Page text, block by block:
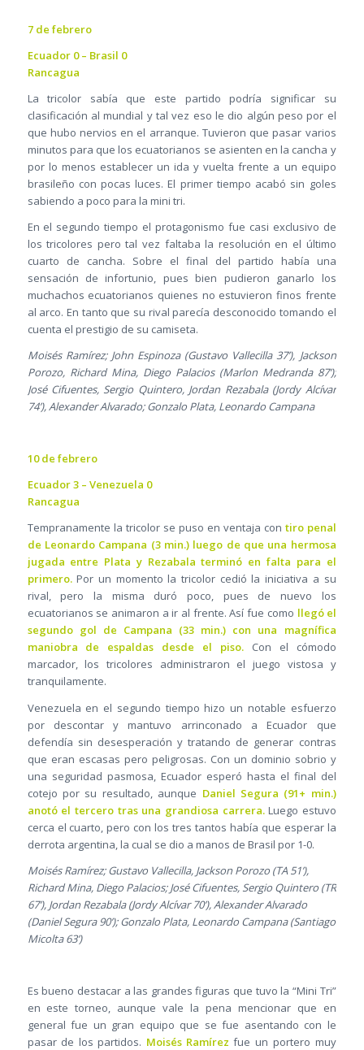
7 de febrero
Ecuador 0 – Brasil 0
Rancagua
La tricolor sabía que este partido podría significar su
clasificación al mundial y tal vez eso le dio algún peso por el
que hubo nervios en el arranque. Tuvieron que pasar varios
minutos para que los ecuatorianos se asienten en la cancha y
por lo menos establecer un ida y vuelta frente a un equipo
brasileño con pocas luces. El primer tiempo acabó sin goles
sabiendo a poco para la mini tri.
En el segundo tiempo el protagonismo fue casi exclusivo de
los tricolores pero tal vez faltaba la resolución en el último
cuarto de cancha. Sobre el final del partido había una
sensación de infortunio, pues bien pudieron ganarlo los
muchachos ecuatorianos quienes no estuvieron finos frente
al arco. En tanto que su rival parecía desconocido tomando el
cuenta el prestigio de su camiseta.
Moisés Ramírez; John Espinoza (Gustavo Vallecilla 37’), Jackson
Porozo, Richard Mina, Diego Palacios (Marlon Medranda 87’);
José Cifuentes, Sergio Quintero, Jordan Rezabala (Jordy Alcívar
74’), Alexander Alvarado; Gonzalo Plata, Leonardo Campana
10 de febrero
Ecuador 3 – Venezuela 0
Rancagua
Tempranamente la tricolor se puso en ventaja con tiro penal
de Leonardo Campana (3 min.) luego de que una hermosa
jugada entre Plata y Rezabala terminó en falta para el
primero.Por un momento la tricolor cedió la iniciativa a su
rival, pero la misma duró poco, pues de nuevo los
ecuatorianos se animaron a ir al frente. Así fue como llegó el
segundo gol de Campana (33 min.) con una magnífica
maniobra de espaldas desde el piso.Con el cómodo
marcador, los tricolores administraron el juego vistosa y
tranquilamente.
Venezuela en el segundo tiempo hizo un notable esfuerzo
por descontar y mantuvo arrinconado a Ecuador que
defendía sin desesperación y tratando de generar contras
que eran escasas pero peligrosas. Con un dominio sobrio y
una seguridad pasmosa, Ecuador esperó hasta el final del
cotejo por su resultado, aunque Daniel Segura (91+ min.)
anotó el tercero tras una grandiosa carrera.Luego estuvo
cerca el cuarto, pero con los tres tantos había que esperar la
derrota argentina, la cual se dio a manos de Brasil por 1-0.
Moisés Ramírez; Gustavo Vallecilla, Jackson Porozo (TA 51’),
Richard Mina, Diego Palacios; José Cifuentes, Sergio Quintero (TR
67’), Jordan Rezabala (Jordy Alcívar 70’), Alexander Alvarado
(Daniel Segura 90’); Gonzalo Plata, Leonardo Campana (Santiago
Micolta 63’)
Es bueno destacar a las grandes figuras que tuvo la “Mini Tri”
en este torneo, aunque vale la pena mencionar que en
general fue un gran equipo que se fue asentando con le
pasar de los partidos. Moisés Ramírez fue un portero muy